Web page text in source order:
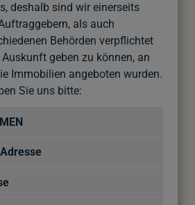
deshalb sind wir einerseits
als auch
Behörden verpflichtet
geben zu können, an
Immobilien angeboten wurden.
Sie uns bitte: